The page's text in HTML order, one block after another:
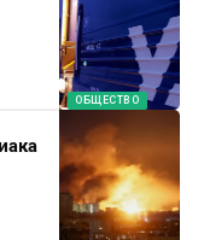
ОБЩЕСТВО